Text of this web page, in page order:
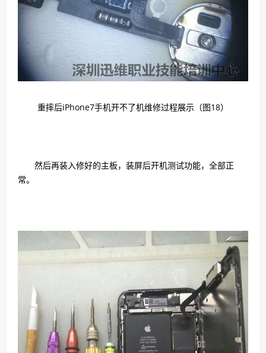
重摔后iPhone7手机开不了机维修过程展示（图18）
然后再装入修好的主板，装屏后开机测试功能，全部正
常。